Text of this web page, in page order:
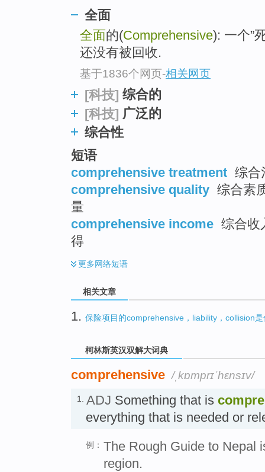
全面
全面的(Comprehensive): 一个”
还没有被回收.
基于1836个网页-相关网页
[科技] 综合的
[科技] 广泛的
综合性
短语
comprehensive treatment 综合
comprehensive quality 综合素
量
comprehensive income 综合收
得
更多网络短语
相关文章
1. 保险项目的comprehensive，liability，collision
柯林斯英汉双解大词典
comprehensive /ˌkɒmprɪˈhɛnsɪv/
1. ADJ Something that is
everything that is needed or
例： The Rough Guide to Nepal
region.